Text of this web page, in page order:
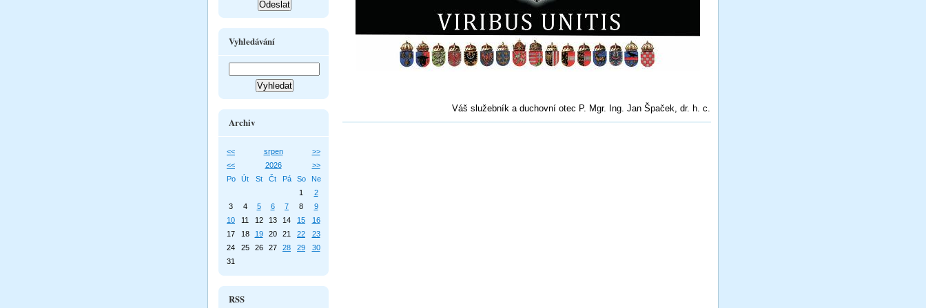
Váš služebník a duchovní otec P. Mgr. Ing. Jan Špaček, dr. h. c.
Vyhledávání
Archiv
<< srpen
>>
<<
2026
>>
Po
Út St Čt Pá So
Ne
1
2
3
4 5 6 7 8
9
10
11 12 13 14 15
16
17
18 19 20 21 22
23
24
25 26 27 28 29
30
31
RSS